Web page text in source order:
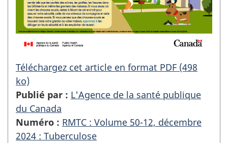
Téléchargez cet article en format PDF (498
ko)
Publié par : L'Agence de la santé publique
du Canada
Numéro : RMTC : Volume 50-12, décembre
2024 : Tuberculose